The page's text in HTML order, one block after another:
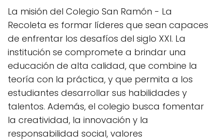
La misión del Colegio San Ramón - La
Recoleta es formar líderes que sean capaces
de enfrentar los desafíos del siglo XXI. La
institución se compromete a brindar una
educación de alta calidad, que combine la
teoría con la práctica, y que permita a los
estudiantes desarrollar sus habilidades y
talentos. Además, el colegio busca fomentar
la creatividad, la innovación y la
responsabilidad social, valores